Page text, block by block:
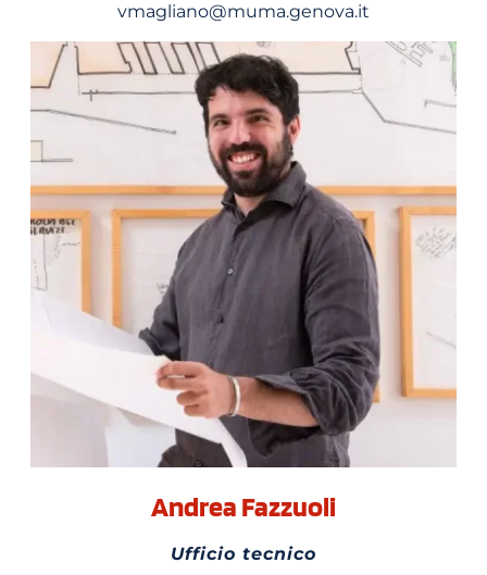
vmagliano@muma.genova.it
Andrea Fazzuoli
Ufficio tecnico